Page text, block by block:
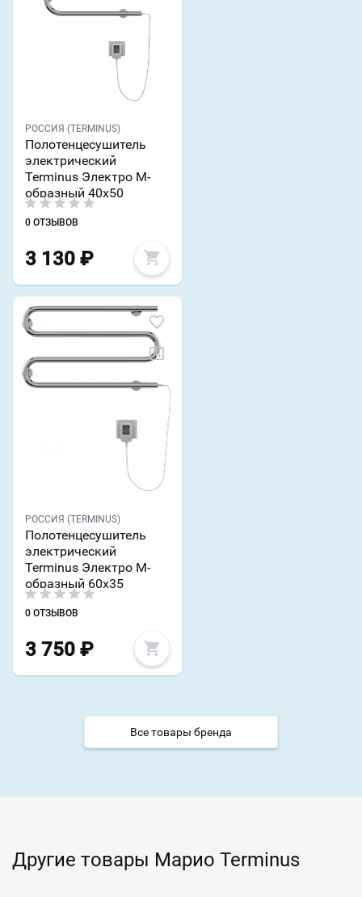
РОССИЯ (TERMINUS)
Полотенцесушитель
электрический
Terminus Электро М-
образный 40x50
0 ОТЗЫВОВ
3 130 ₽
РОССИЯ (TERMINUS)
Полотенцесушитель
электрический
Terminus Электро М-
образный 60х35
0 ОТЗЫВОВ
3 750 ₽
Все товары бренда
Другие товары Марио Terminus